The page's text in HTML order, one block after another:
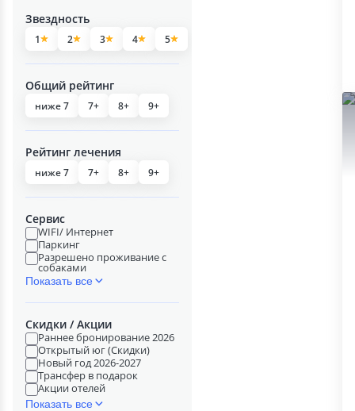
Звездность
1 2 3 4 5
Общий рейтинг
ниже 7 7+ 8+ 9+
Рейтинг лечения
ниже 7 7+ 8+ 9+
Сервис
WIFI/ Интернет
Паркинг
Разрешено проживание с
собаками
Показать все
Скидки / Акции
Раннее бронирование 2026
Открытый юг (Скидки)
Новый год 2026-2027
Трансфер в подарок
Акции отелей
Показать все